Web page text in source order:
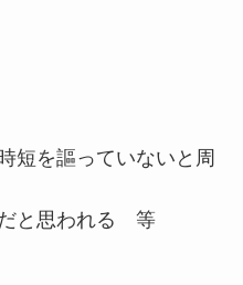
短を謳っていないと周
と思われる 等